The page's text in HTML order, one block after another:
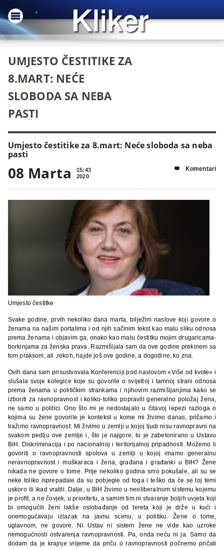
UMJESTO ČESTITIKE ZA
8.MART: NEĆE
SLOBODA SA NEBA
PASTI
Umjesto čestitike za 8.mart: Neće sloboda sa neba
pasti
08 Marta
15:43
2020
 Komentari
Umjesto čestitke
Svake godine, prvih nekoliko dana marta, bilježim naslove koji govore o
ženama na našim portalima i od njih sačinim tekst kao malu sliku odnosa
prema ženama i objavim ga, onako kao malu čestitku mojim drugaricama-
borkinjama za ženska prava. Razmišljala sam da ove godine prekinem sa
tom praksom, ali ,rekoh, hajde još ove godine, a dogodine, ko zna.
Ovih dana sam prisustvovala Konferenciji pod naslovom «Više od kvote» i
slušala svoje kolegice koje su govorile o svijetloj i tamnoj strani odnosa
prema ženama u političkim strankama i njihovim razmišljanjima kako se
izboriti za ravnopravnost i koliko-toliko popraviti generalno položaj žena,
ne samo u politici. Ono što mi je nedostajalo u čitavoj lepezi razloga o
kojima su žene govorile je kontekst u kome mi živimo danas, pričamo i
tražimo ravnopravnost: Mi živimo u zemlji u kojoj ljudi nisu ravnopravni na
svakom pedlju ove zemlje i, što je najgore, to je zabetonirano u Ustavu
BiH. Diskriminacija i po nacionalnoj i teritorijalnoj pripadnosti. Možemo li
govoriti o ravnopravnosti spolova u zemlji u kojoj imamo generalnu
neravnopravnost i muškaraca i žena, građana i građanki u BIH? Žene
nikada ne govore o tome. Prije nekoliko godina smo pokušale, ali su se
neke toliko isprepadale da su pobjegle od toga i teško da će se toj temi
uskoro ili ikad vratiti. Dalje, u BiH živimo u neoliberalnom sistemu kojemu
je profit, a ne čovjek, u prioritetu, a samim tim ni stvaranje boljih uvjeta koji
bi omogućili ženi lakše oslobađanje od tereta koji je drže u kući i
onemogućavaju izlazak na javnu scenu, u politiku. Žene o tome,
uglavnom, ne govore. Ni Ustav ni sistem žene ne vide kao uzroke
nemogućnosti ostvarenja ravnopravnosti. Pa, onda neću ni ja. Samo da
dodam da je krajnje vrijeme da priču o ravnopravnosti počnemo pričati